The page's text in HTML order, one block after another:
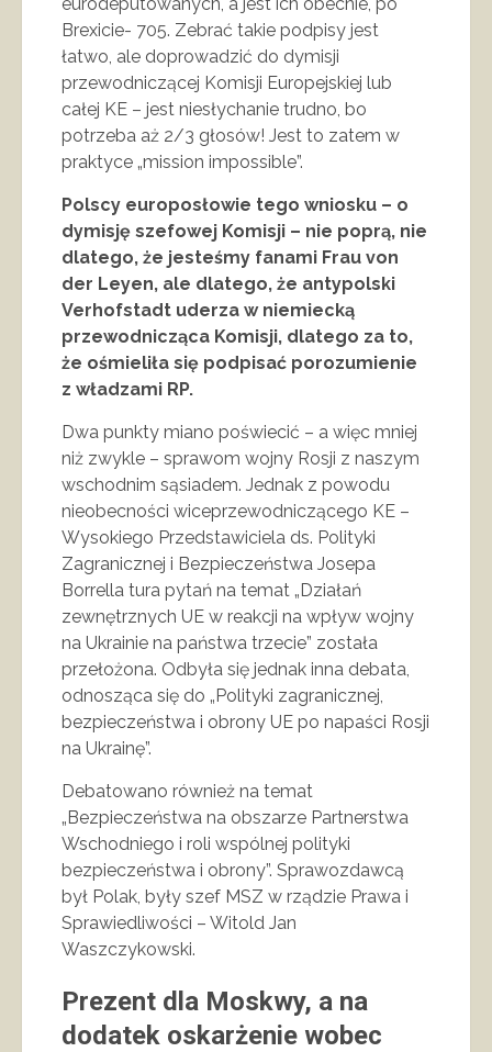
Brexicie- 705. Zebrać takie podpisy jest
łatwo, ale doprowadzić do dymisji
przewodniczącej Komisji Europejskiej lub
całej KE – jest niesłychanie trudno, bo
potrzeba aż 2/3 głosów! Jest to zatem w
praktyce „mission impossible”.
Polscy europosłowie tego wniosku – o
dymisję szefowej Komisji – nie poprą, nie
dlatego, że jesteśmy fanami Frau von
der Leyen, ale dlatego, że antypolski
Verhofstadt uderza w niemiecką
przewodnicząca Komisji, dlatego za to,
że ośmieliła się podpisać porozumienie
z władzami RP.
Dwa punkty miano poświecić – a więc mniej
niż zwykle – sprawom wojny Rosji z naszym
wschodnim sąsiadem. Jednak z powodu
nieobecności wiceprzewodniczącego KE –
Wysokiego Przedstawiciela ds. Polityki
Zagranicznej i Bezpieczeństwa Josepa
Borrella tura pytań na temat „Działań
zewnętrznych UE w reakcji na wpływ wojny
na Ukrainie na państwa trzecie” została
przełożona. Odbyła się jednak inna debata,
odnosząca się do „Polityki zagranicznej,
bezpieczeństwa i obrony UE po napaści Rosji
na Ukrainę”.
Debatowano również na temat
„Bezpieczeństwa na obszarze Partnerstwa
Wschodniego i roli wspólnej polityki
bezpieczeństwa i obrony”. Sprawozdawcą
był Polak, były szef MSZ w rządzie Prawa i
Sprawiedliwości – Witold Jan
Waszczykowski.
Prezent dla Moskwy, a na
dodatek oskarżenie wobec